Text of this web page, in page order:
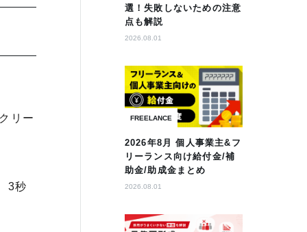
リー
3秒
選！失敗しないための注意
点も解説
2026.08.01
FREELANCE
2026年8月 個人事業主&フ
リーランス向け給付金/補
助金/助成金まとめ
2026.08.01